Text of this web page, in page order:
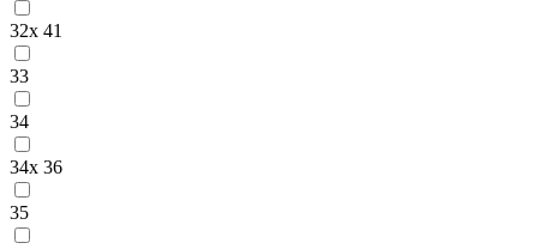
32x 41
33
34
34x 36
35